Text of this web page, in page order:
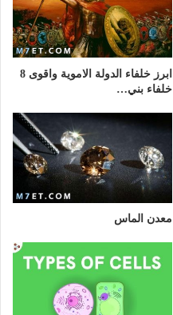
ابرز خلفاء الدولة الاموية واقوى 8
خلفاء بني…
معدن الماس